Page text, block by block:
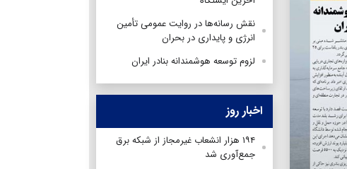
نقش رسانه‌ها در روایت عمومی تأمین
انرژی و پایداری در بحران
لزوم توسعه هوشمندانه بنادر ایران
اخبار روز
۱۹۴ هزار انشعاب غیرمجاز از شبکه برق
جمع‌آوری شد